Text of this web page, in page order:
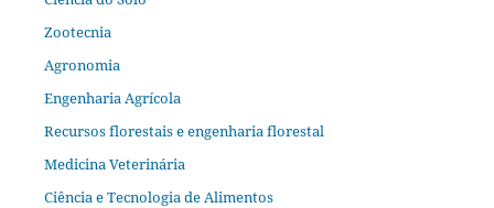
Zootecnia
Agronomia
Engenharia Agrícola
Recursos florestais e engenharia florestal
Medicina Veterinária
Ciência e Tecnologia de Alimentos